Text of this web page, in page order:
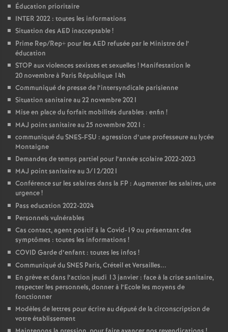
Éducation prioritaire
INTER 2022 : toutes les informations
Situation des AED inacceptable!
Prime Rep/Rep+ pour les AED refusée par le Ministre de l’
éducation
STOP aux violences sexistes et sexuelles ! Manifestation le
20 novembre à Paris République 14h
Communiqué de presse de l’intersyndicale parisienne
Situation sanitaire au 22 novembre 2021
Mise en place du forfait mobilités durables : enfin !
MAJ point sanitaire au 25 novembre 2021 :
communiqué du SNES-FSU : agression d’une professeure au lycée
Montaigne
Demandes de temps partiel pour l’année scolaire 2022-2023
MAJ point sanitaire au 3/12/2021
Conférence sur les salaires dans la FP : Augmenter les salaires, une
urgence!
Pass education 2022-2024
Personnels vulnérables
Cas contact, agent positif à la Covid-19 ou présentant des
symptômes : toutes les informations !
COVID Garde d’enfant : toutes les infos !
Communiqué du SNES Paris, Créteil et Versailles...
En grève et dans l’action jeudi 13 janvier : face à la crise sanitaire,
respecter les personnels, donner à l’Ecole les moyens de
fonctionner
Modèles de lettres pour écrire au député de la circonscription de
votre établissement